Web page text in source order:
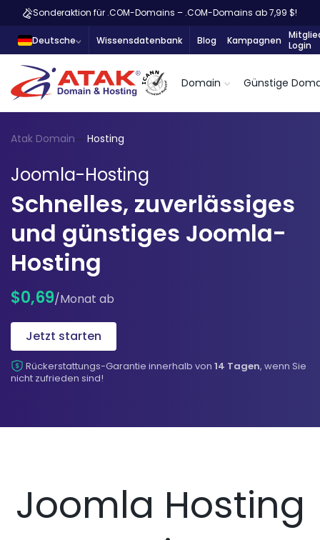
Sonderaktion für .COM-Domains – .COM-Domains ab 7,99 $!
Deutsche Wissensdatenbank Blog Kampagnen
Login
Domain Günstige
Atak Domain Hosting
Joomla-Hosting
Schnelles, zuverlässiges
und günstiges Joomla-
Hosting
$0,69/Monat ab
Jetzt starten
Rückerstattungs-Garantie innerhalb von 14 Tagen, wenn Sie
nicht zufrieden sind!
Joomla Hosting